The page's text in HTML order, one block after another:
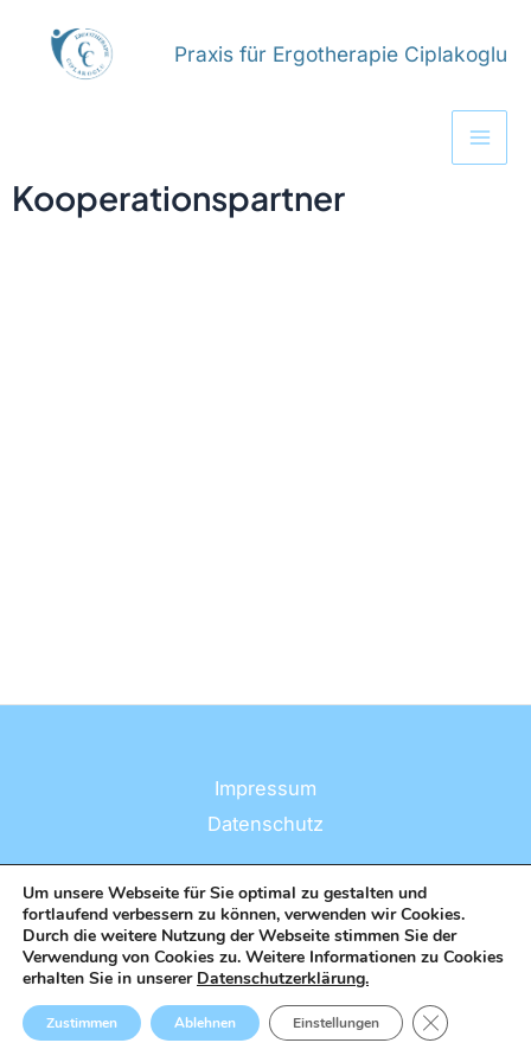
Praxis für Ergotherapie Ciplakoglu
Kooperationspartner
Impressum
Datenschutz
Copyright © 2026 Ergotherapie | Powered by[ E-WOLA
Um unsere Webseite für Sie optimal zu gestalten und
fortlaufend verbessern zu können, verwenden wir Cookies.
Durch die weitere Nutzung der Webseite stimmen Sie der
Verwendung von Cookies zu. Weitere Informationen zu Cookies
erhalten Sie in unserer Datenschutzerklärung.
Zustimmen Ablehnen Einstellungen GDPR